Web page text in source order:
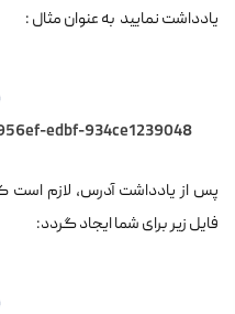
یادداشت نمایید به عنوان مثال :
edbf-934ce1239048
فایل زیر برای شما ایجاد گردد: